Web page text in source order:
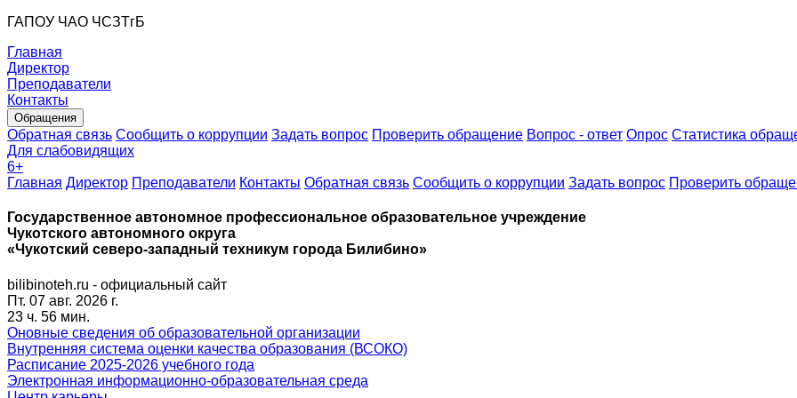
ГАПОУ ЧАО ЧСЗТгБ
Главная
Директор
Преподаватели
Контакты
Обращения
Обратная связь Сообщить о коррупции Задать вопрос Проверить обращение Вопрос - ответ Опрос Статистика
Для слабовидящих
6+
Главная Директор Преподаватели Контакты Обратная связь Сообщить о коррупции Задать вопрос Проверить
Государственное автономное профессиональное образовательное учреждение
Чукотского автономного округа
«Чукотский северо-западный техникум города Билибино»
bilibinoteh.ru - официальный сайт
Пт. 07 авг. 2026 г.
23 ч. 56 мин.
Оновные сведения об образовательной организации
Внутренняя система оценки качества образования (ВСОКО)
Расписание 2025-2026 учебного года
Электронная информационно-образовательная среда